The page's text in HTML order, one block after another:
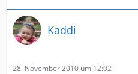
Kaddi
28. November 2010 um 12:02